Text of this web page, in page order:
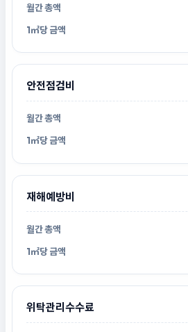
안전점검비
재해예방비
위탁관리수수료